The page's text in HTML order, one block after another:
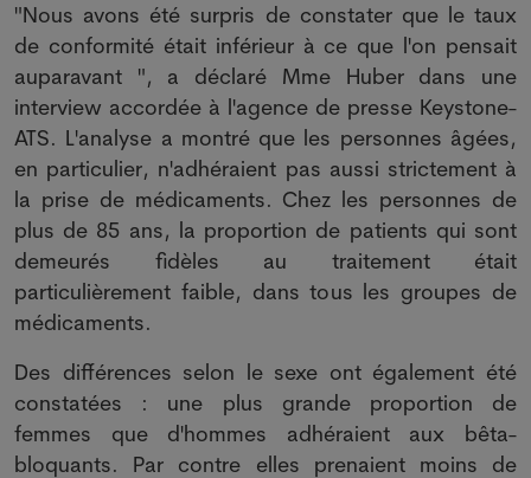
"Nous avons été surpris de constater que le taux
de conformité était inférieur à ce que l'on pensait
auparavant ", a déclaré Mme Huber dans une
interview accordée à l'agence de presse Keystone-
ATS. L'analyse a montré que les personnes âgées,
en particulier, n'adhéraient pas aussi strictement à
la prise de médicaments. Chez les personnes de
plus de 85 ans, la proportion de patients qui sont
demeurés fidèles au traitement était
particulièrement faible, dans tous les groupes de
médicaments.
Des différences selon le sexe ont également été
constatées : une plus grande proportion de
femmes que d'hommes adhéraient aux bêta-
bloquants. Par contre elles prenaient moins de